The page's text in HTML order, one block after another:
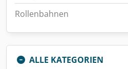
Rollenbahnen
ALLE KATEGORIEN